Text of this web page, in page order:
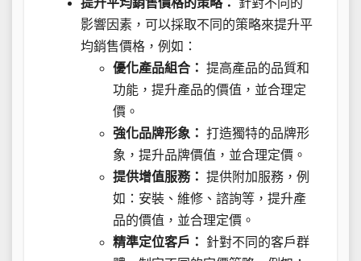
提升平均銷售價格的策略：
針對不同的
影響因素，可以採取不同的策略來提升平
均銷售價格，例如：
優化產品組合： 提高產品的品質和
功能，提升產品的價值，並合理定
價。
強化品牌形象： 打造獨特的品牌形
象，提升品牌價值，並合理定價。
提供增值服務： 提供附加服務，例
如：安裝、維修、諮詢等，提升產
品的價值，並合理定價。
精準定位客戶：
針對不同的客戶群